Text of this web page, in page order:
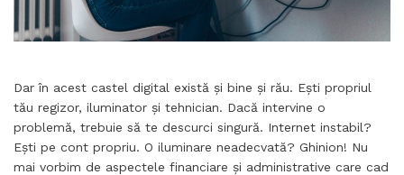
Dar în acest castel digital există și bine și rău. Ești propriul
tău regizor, iluminator și tehnician. Dacă intervine o
problemă, trebuie să te descurci singură. Internet instabil?
Ești pe cont propriu. O iluminare neadecvată? Ghinion! Nu
mai vorbim de aspectele financiare și administrative care cad